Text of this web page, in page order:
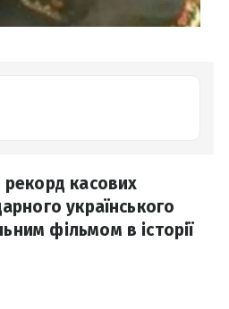
касових
українського
фільмом в історії